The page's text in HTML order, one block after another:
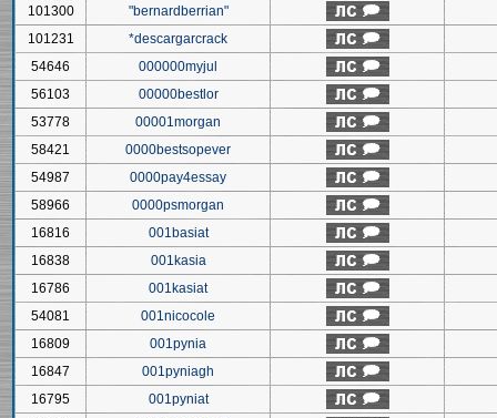
101300
"bernardberrian"
101231
*descargarcrack
54646
000000myjul
56103
00000bestlor
53778
00001morgan
58421
0000bestsopever
54987
0000pay4essay
58966
0000psmorgan
16816
001basiat
16838
001kasia
16786
001kasiat
54081
001nicocole
16809
001pynia
16847
001pyniagh
16795
001pyniat